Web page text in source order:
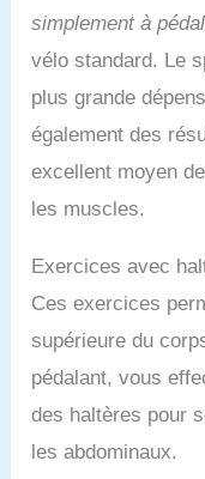
simplement à
vélo standard. Le
plus grande
également des
excellent moyen
les muscles.
Exercices avec
Ces exercices
supérieure du
pédalant, vous
des haltères pour
les abdominaux.